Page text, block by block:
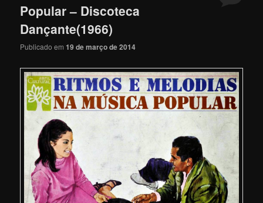
Popular – Discoteca
Dançante(1966)
Publicado em19 de março de 2014